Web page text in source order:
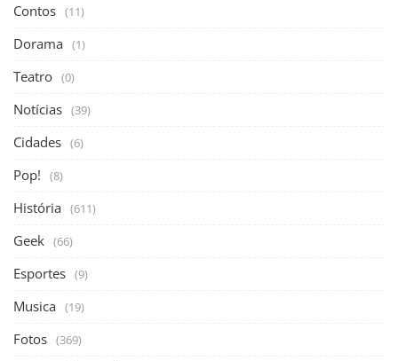
Contos (11)
Dorama (1)
Teatro (0)
Notícias (39)
Cidades (6)
Pop! (8)
História (611)
Geek (66)
Esportes (9)
Musica (19)
Fotos (369)